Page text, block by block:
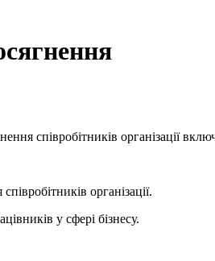
співробітників організації
організації.
у сфері бізнесу.